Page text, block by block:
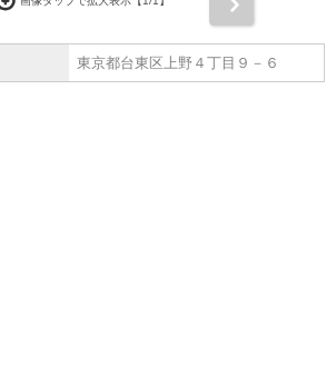
東京都台東区上野４丁目９－６